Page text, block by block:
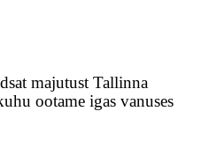
majutust Tallinna
ootame igas vanuses